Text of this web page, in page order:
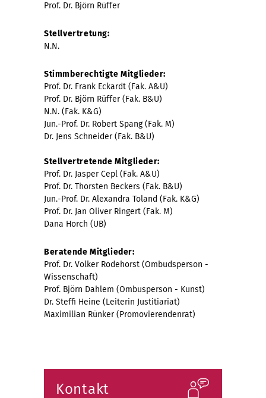
Prof. Dr. Björn Rüffer
Stellvertretung:
N.N.
Stimmberechtigte Mitglieder:
Prof. Dr. Frank Eckardt (Fak. A&U)
Prof. Dr. Björn Rüffer (Fak. B&U)
N.N. (Fak. K&G)
Jun.-Prof. Dr. Robert Spang (Fak. M)
Dr. Jens Schneider (Fak. B&U)
Stellvertretende Mitglieder:
Prof. Dr. Jasper Cepl (Fak. A&U)
Prof. Dr. Thorsten Beckers (Fak. B&U)
Jun.-Prof. Dr. Alexandra Toland (Fak. K&G)
Prof. Dr. Jan Oliver Ringert (Fak. M)
Dana Horch (UB)
Beratende Mitglieder:
Prof. Dr. Volker Rodehorst (Ombudsperson -
Wissenschaft)
Prof. Björn Dahlem (Ombusperson - Kunst)
Dr. Steffi Heine (Leiterin Justitiariat)
Maximilian Rünker (Promovierendenrat)
Kontakt